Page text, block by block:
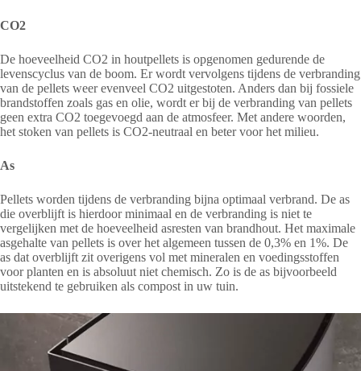
CO2
De hoeveelheid CO2 in houtpellets is opgenomen gedurende de
levenscyclus van de boom. Er wordt vervolgens tijdens de verbranding
van de pellets weer evenveel CO2 uitgestoten. Anders dan bij fossiele
brandstoffen zoals gas en olie, wordt er bij de verbranding van pellets
geen extra CO2 toegevoegd aan de atmosfeer. Met andere woorden,
het stoken van pellets is CO2-neutraal en beter voor het milieu.
As
Pellets worden tijdens de verbranding bijna optimaal verbrand. De as
die overblijft is hierdoor minimaal en de verbranding is niet te
vergelijken met de hoeveelheid asresten van brandhout. Het maximale
asgehalte van pellets is over het algemeen tussen de 0,3% en 1%. De
as dat overblijft zit overigens vol met mineralen en voedingsstoffen
voor planten en is absoluut niet chemisch. Zo is de as bijvoorbeeld
uitstekend te gebruiken als compost in uw tuin.